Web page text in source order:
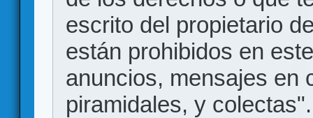
escrito del propietario
están prohibidos en
anuncios, mensajes en
piramidales, y colectas".